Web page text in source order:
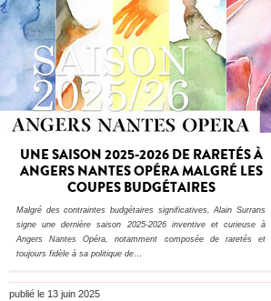
UNE SAISON 2025-2026 DE RARETÉS À
ANGERS NANTES OPÉRA MALGRÉ LES
COUPES BUDGÉTAIRES
Malgré des contraintes budgétaires significatives, Alain Surrans
signe une dernière saison 2025-2026 inventive et curieuse à
Angers Nantes Opéra, notamment composée de raretés et
toujours fidèle à sa politique de…
publié le 13 juin 2025